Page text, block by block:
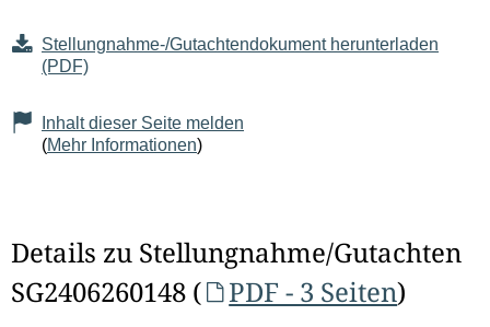
Seiteninhalt
Stellungnahme-/Gutachtendokument herunterladen
(PDF)
Inhalt dieser Seite melden
(Mehr Informationen)
Details zu Stellungnahme/Gutachten
SG2406260148 (
PDF - 3 Seiten)